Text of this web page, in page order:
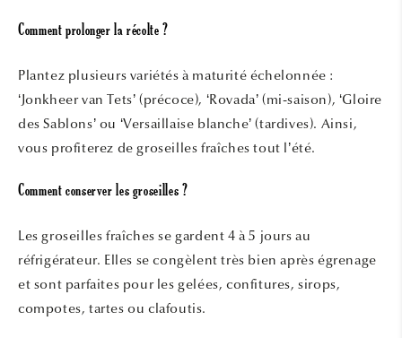
Comment prolonger la récolte ?
Plantez plusieurs variétés à maturité échelonnée :
‘Jonkheer van Tets’ (précoce), ‘Rovada’ (mi-saison), ‘Gloire
des Sablons’ ou ‘Versaillaise blanche’ (tardives). Ainsi,
vous profiterez de groseilles fraîches tout l’été.
Comment conserver les groseilles ?
Les groseilles fraîches se gardent 4 à 5 jours au
réfrigérateur. Elles se congèlent très bien après égrenage
et sont parfaites pour les gelées, confitures, sirops,
compotes, tartes ou clafoutis.